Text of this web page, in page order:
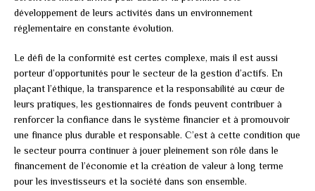
développement de leurs activités dans un environnement
réglementaire en constante évolution.
Le défi de la conformité est certes complexe, mais il est aussi
porteur d’opportunités pour le secteur de la gestion d’actifs. En
plaçant l’éthique, la transparence et la responsabilité au cœur de
leurs pratiques, les gestionnaires de fonds peuvent contribuer à
renforcer la confiance dans le système financier et à promouvoir
une finance plus durable et responsable. C’est à cette condition que
le secteur pourra continuer à jouer pleinement son rôle dans le
financement de l’économie et la création de valeur à long terme
pour les investisseurs et la société dans son ensemble.